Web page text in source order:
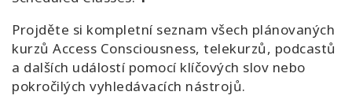
More
Novinky
Projděte si kompletní seznam všech plánovaných
kurzů Access Consciousness, telekurzů, podcastů
a dalších událostí pomocí klíčových slov nebo
pokročilých vyhledávacích nástrojů.